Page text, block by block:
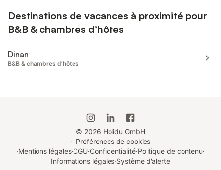
Destinations de vacances à proximité pour
B&B & chambres d’hôtes
Dinan
B&B & chambres d’hôtes
© 2026 Holidu GmbH
· Préférences de cookies
·Mentions légales·CGU·Confidentialité·Politique de contenu·
Informations légales·Système d'alerte